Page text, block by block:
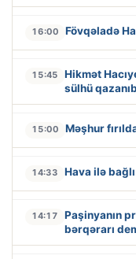
16:00 Fövqəladə
15:45
Hikmət
sülhü
15:00 Məşhur
14:33 Hava ilə bağlı
14:17
Paşinyanın
bərqərarı